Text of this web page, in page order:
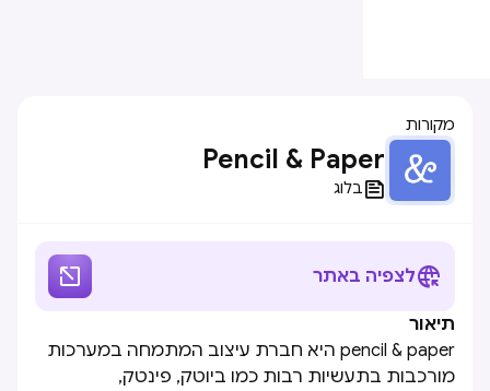
מקורות
Pencil & Paper
בלוג
לצפיה באתר 
תיאור
pencil & paper היא חברת עיצוב המתמחה במערכות
מורכבות בתעשיות רבות כמו ביוטק, פינטק,